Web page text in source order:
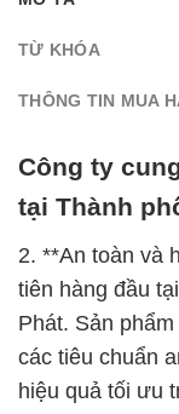
TỪ KHÓA
THÔNG TIN MUA
Công ty
tại Thành
2. **An toàn và
tiên hàng đầu
Phát. Sản
các tiêu chuẩn
hiệu quả tối ưu